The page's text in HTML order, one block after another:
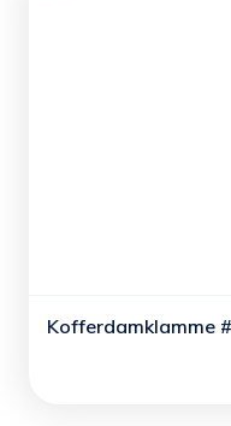
Kofferdamklamme